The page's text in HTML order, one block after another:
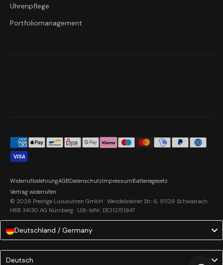
Uhrenpflege
Portfoliomanagement
© 2026 Prestige Luxusuhren GmbH · Wendelsteiner Str. 6, 91126 Schwabach ·
HRB 34130 AG Nürnberg · USt-IdNr. DE312151647
WiderrufbelehrungAGBDatenschutzImpressumBatteriegesetz
Vertrag widerrufen
Deutschland / Germany
Language
Deutsch